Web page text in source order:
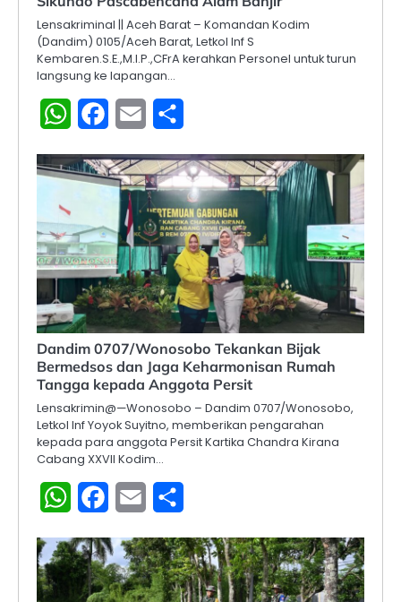
Lensakriminal || Aceh Barat – Komandan Kodim
(Dandim) 0105/Aceh Barat, Letkol Inf S
Kembaren.S.E.,M.I.P.,CFrA kerahkan Personel untuk turun
langsung ke lapangan…
WhatsAppFacebook
Email
Dandim 0707/Wonosobo Tekankan Bijak
Bermedsos dan Jaga Keharmonisan Rumah
Tangga kepada Anggota Persit
Lensakrimin@—Wonosobo – Dandim 0707/Wonosobo,
Letkol Inf Yoyok Suyitno, memberikan pengarahan
kepada para anggota Persit Kartika Chandra Kirana
Cabang XXVII Kodim…
WhatsAppFacebook
Email